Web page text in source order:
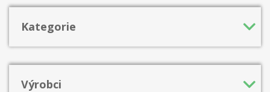
Kategorie
Výrobci